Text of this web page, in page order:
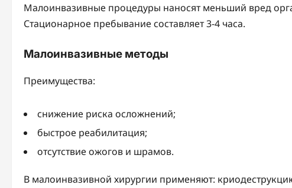
Малоинвазивные процедуры наносят меньший вред
Стационарное пребывание составляет 3-4 часа.
Малоинвазивные методы
Преимущества:
снижение риска осложнений;
быстрое реабилитация;
отсутствие ожогов и шрамов.
В малоинвазивной хирургии применяют: